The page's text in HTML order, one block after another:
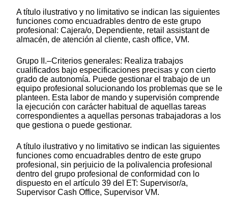
A título ilustrativo y no limitativo se indican las siguientes
funciones como encuadrables dentro de este grupo
profesional: Cajera/o, Dependiente, retail assistant de
almacén, de atención al cliente, cash office, VM.
Grupo II.–Criterios generales: Realiza trabajos
cualificados bajo especificaciones precisas y con cierto
grado de autonomía. Puede gestionar el trabajo de un
equipo profesional solucionando los problemas que se le
planteen. Esta labor de mando y supervisión comprende
la ejecución con carácter habitual de aquellas tareas
correspondientes a aquellas personas trabajadoras a los
que gestiona o puede gestionar.
A título ilustrativo y no limitativo se indican las siguientes
funciones como encuadrables dentro de este grupo
profesional, sin perjuicio de la polivalencia profesional
dentro del grupo profesional de conformidad con lo
dispuesto en el artículo 39 del ET: Supervisor/a,
Supervisor Cash Office, Supervisor VM.